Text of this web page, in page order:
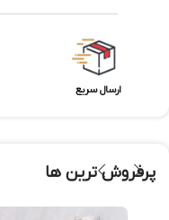
ارسال سریع
پرفروش ترین ها